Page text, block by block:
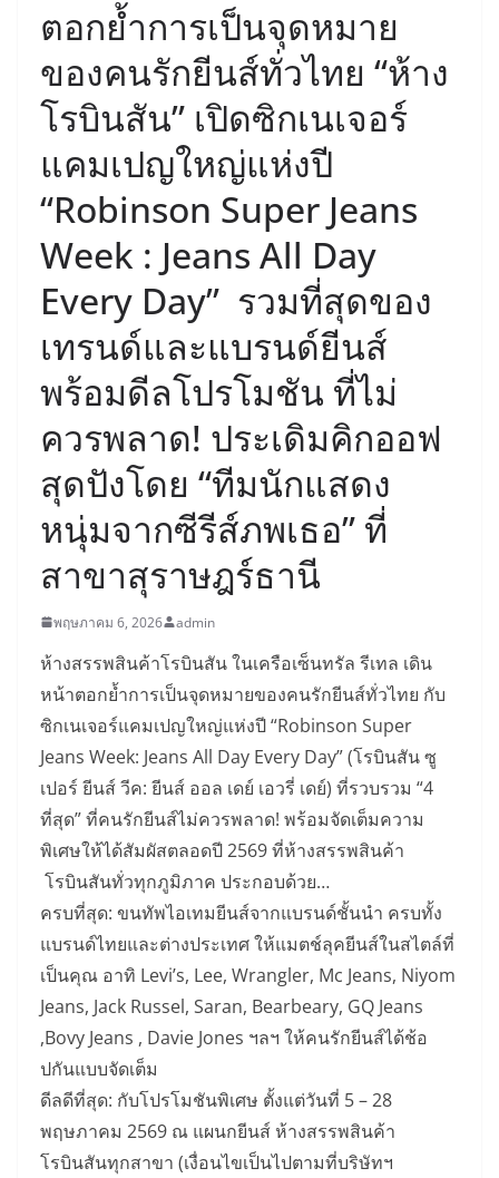
ตอกย้ำการเป็นจุดหมาย
ของคนรักยีนส์ทั่วไทย “ห้าง
โรบินสัน” เปิดซิกเนเจอร์
แคมเปญใหญ่แห่งปี
“Robinson Super Jeans
Week : Jeans All Day
Every Day” รวมที่สุดของ
เทรนด์และแบรนด์ยีนส์
พร้อมดีลโปรโมชัน ที่ไม่
ควรพลาด! ประเดิมคิกออฟ
สุดปังโดย “ทีมนักแสดง
หนุ่มจากซีรีส์ภพเธอ” ที่
สาขาสุราษฎร์ธานี
พฤษภาคม 6, 2026 admin
ห้างสรรพสินค้าโรบินสัน ในเครือเซ็นทรัล รีเทล เดิน
หน้าตอกย้ำการเป็นจุดหมายของคนรักยีนส์ทั่วไทย กับ
ซิกเนเจอร์แคมเปญใหญ่แห่งปี “Robinson Super
Jeans Week: Jeans All Day Every Day” (โรบินสัน ซู
เปอร์ ยีนส์ วีค: ยีนส์ ออล เดย์ เอวรี่ เดย์) ที่รวบรวม “4
ที่สุด” ที่คนรักยีนส์ไม่ควรพลาด! พร้อมจัดเต็มความ
พิเศษให้ได้สัมผัสตลอดปี 2569 ที่ห้างสรรพสินค้า
โรบินสันทั่วทุกภูมิภาค ประกอบด้วย…
ครบที่สุด: ขนทัพไอเทมยีนส์จากแบรนด์ชั้นนำ ครบทั้ง
แบรนด์ไทยและต่างประเทศ ให้แมตช์ลุคยีนส์ในสไตล์ที่
เป็นคุณ อาทิ Levi’s, Lee, Wrangler, Mc Jeans, Niyom
Jeans, Jack Russel, Saran, Bearbeary, GQ Jeans
,Bovy Jeans , Davie Jones ฯลฯ ให้คนรักยีนส์ได้ช้อ
ปกันแบบจัดเต็ม
ดีลดีที่สุด: กับโปรโมชันพิเศษ ตั้งแต่วันที่ 5 – 28
พฤษภาคม 2569 ณ แผนกยีนส์ ห้างสรรพสินค้า
โรบินสันทุกสาขา (เงื่อนไขเป็นไปตามที่บริษัทฯ